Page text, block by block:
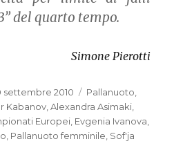
del quarto tempo.
Simone Pierotti
settembre 2010 Categorie
Pallanuoto,
Kabanov,Alexandra Asimaki,
Europei, Evgenia Ivanova,
, Pallanuoto femminile, Sof'ja